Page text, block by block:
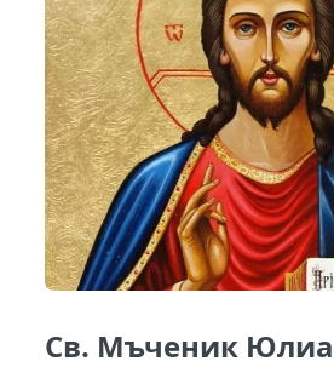
Св. Мъченик